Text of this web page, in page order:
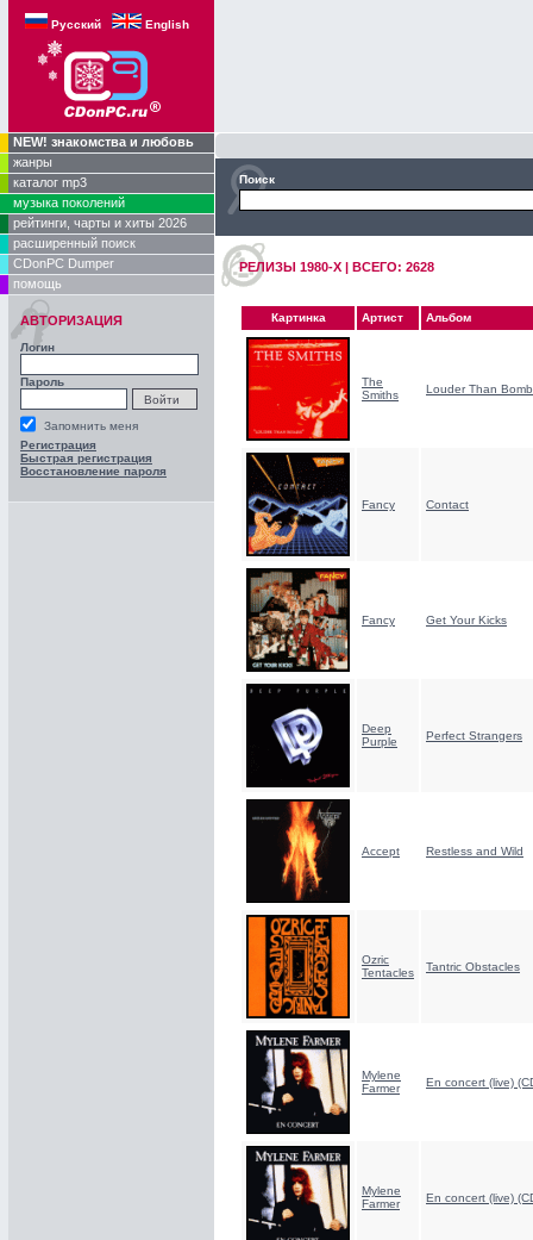
Русский English
NEW! знакомства и любовь
жанры
каталог mp3
музыка поколений
рейтинги, чарты и хиты 2026
расширенный поиск
CDonPC Dumper
помощь
АВТОРИЗАЦИЯ
Логин
Пароль
Запомнить меня
Регистрация
Быстрая регистрация
Восстановление пароля
Поиск
РЕЛИЗЫ 1980-Х | ВСЕГО: 2628
Картинка Артист Альбом
The
Smiths
Louder Than
Fancy Contact
Fancy Get Your Kicks
Deep
Purple
Perfect Strangers
Accept Restless and Wild
Ozric
Tentacles
Tantric Obstacles
Mylene
Farmer
En concert (live)
Mylene
Farmer
En concert (live)